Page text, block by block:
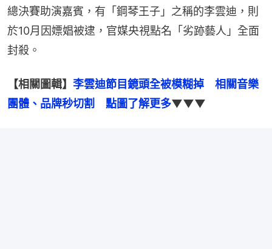
總決賽助演嘉賓，有「鋼琴王子」之稱的李雲迪，則
於10月因嫖娼被逮，官媒央視點名「劣跡藝人」全面
封殺。
【相關圖輯】 李雲迪節目鏡頭全被模糊掉　相關音樂
團體、品牌秒切割　點圖了解更多▼▼▼